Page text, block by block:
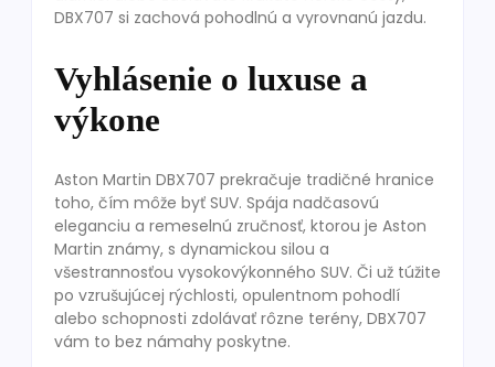
DBX707 si zachová pohodlnú a vyrovnanú jazdu.
Vyhlásenie o luxuse a
výkone
Aston Martin DBX707 prekračuje tradičné hranice
toho, čím môže byť SUV. Spája nadčasovú
eleganciu a remeselnú zručnosť, ktorou je Aston
Martin známy, s dynamickou silou a
všestrannosťou vysokovýkonného SUV. Či už túžite
po vzrušujúcej rýchlosti, opulentnom pohodlí
alebo schopnosti zdolávať rôzne terény, DBX707
vám to bez námahy poskytne.